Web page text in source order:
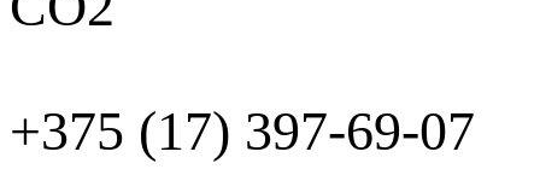
+375 (17) 397-69-07